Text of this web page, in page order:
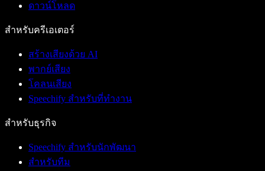
ดาวน์โหลด
สำหรับครีเอเตอร์
สร้างเสียงด้วย AI
พากย์เสียง
โคลนเสียง
Speechify สำหรับที่ทำงาน
สำหรับธุรกิจ
Speechify สำหรับนักพัฒนา
สำหรับทีม